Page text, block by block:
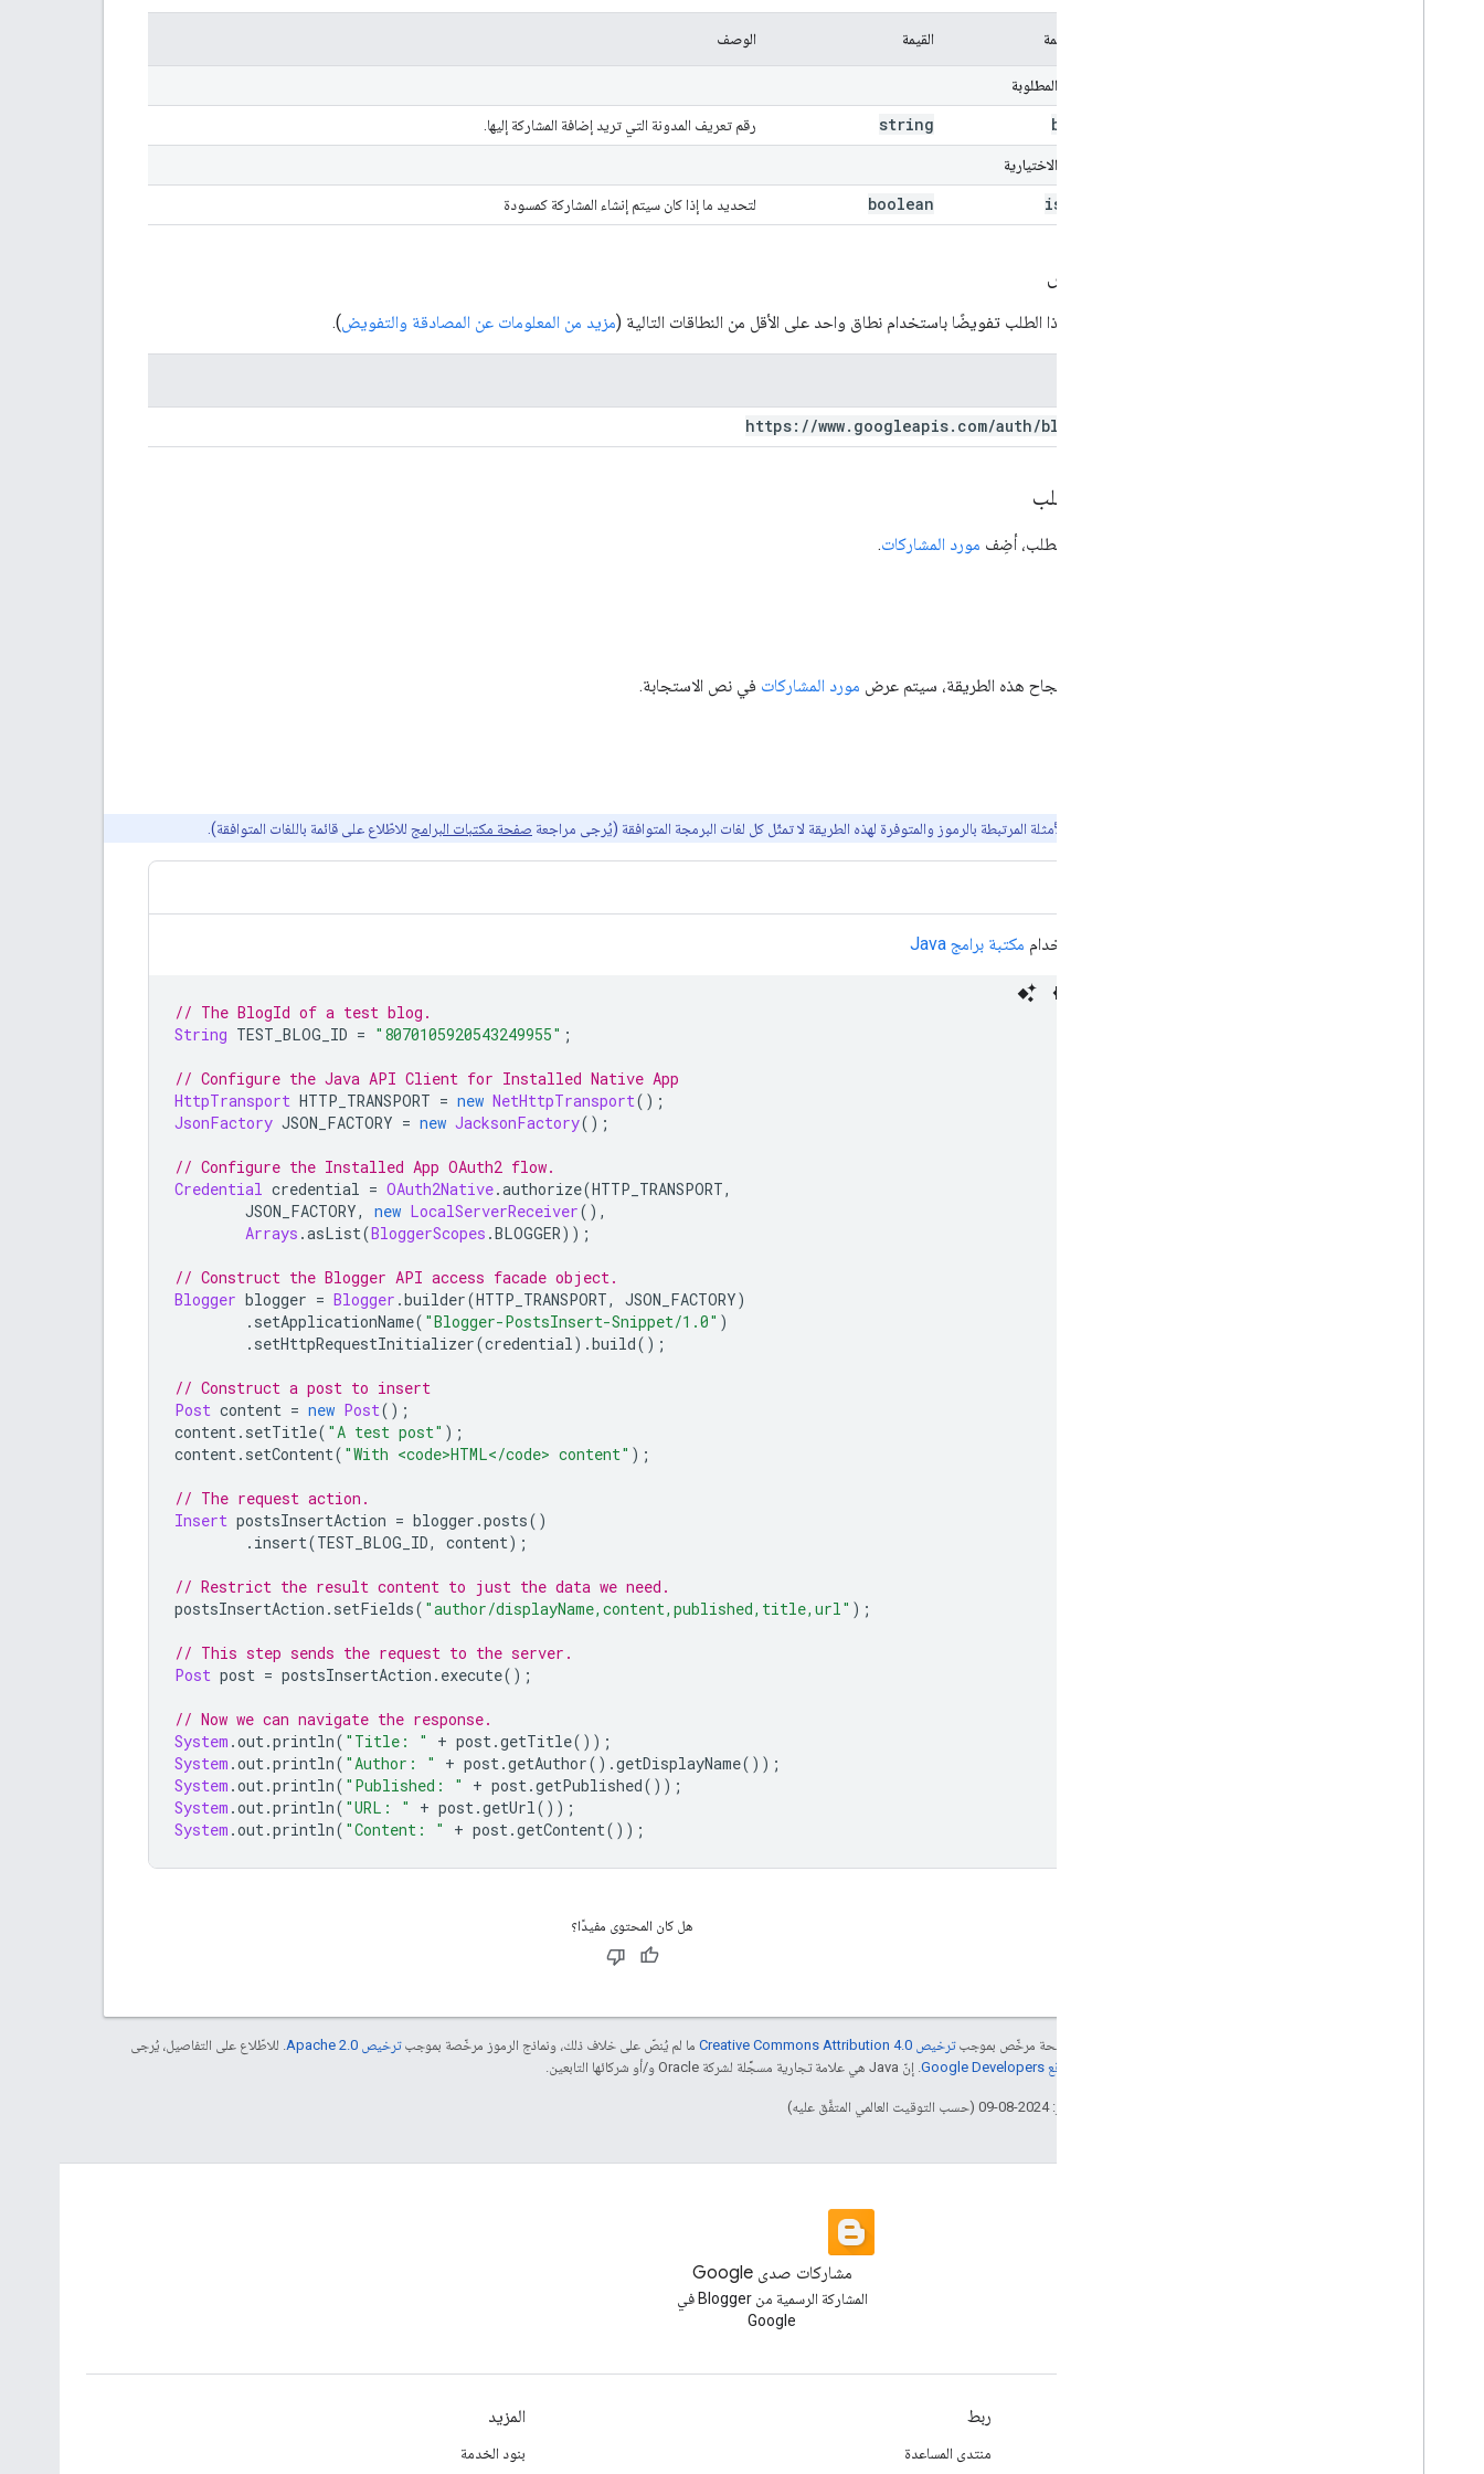
اسم المعلَمة القيمة الوصف
المَعلمات المطلوبة
blog
string رقم تعريف المدونة التي تريد إضافة المشاركة إليها.
المَعلمات الاختيارية
is
boolean لتحديد ما إذا كان سيتم إنشاء المشاركة كمسودة
التفويض
يتطلب هذا الطلب تفويضًا باستخدام نطاق واحد على الأقل من النطاقات التالية (مزيد من المعلومات عن المصادقة والتفويض).
https: //www. googleapis. com/auth/blogger
نص الطلب
في نص الطلب، أضِف مورد المشاركات.
في حال نجاح هذه الطريقة، سيتم عرض مورد المشاركات في نص الاستجابة.
إنّ الأمثلة المرتبطة بالرموز والمتوفرة لهذه الطريقة لا تمثّل كل لغات البرمجة المتوافقة (يُرجى مراجعة صفحة مكتبات البرامج للاطّلاع على قائمة باللغات المتوافقة).
لاستخدام مكتبة برامج Java
// The BlogId of a test blog .
String TEST_BLOG_ID = "8070105920543249955" ;
// Configure the Java API Client for Installed Native App
HttpTransport HTTP_TRANSPORT = new NetHttpTransport();
JsonFactory JSON_FACTORY = new JacksonFactory();
// Configure the Installed App OAuth2 flow.
Credential credential = OAuth2Native.authorize(HTTP_TRANSPORT,
JSON_FACTORY, new LocalServerReceiver(),
Arrays .asList(BloggerScopes .BLOGGER));
// Construct the Blogger API access facade object.
Blogger blogger = Blogger .builder(HTTP_TRANSPORT, JSON_FACTORY)
. setApplicationName( "Blogger-PostsInsert-Snippet/1.0" )
. setHttpRequestInitializer(credential).build();
// Construct a post to insert
Post content = new Post();
content. setTitle( "A test post" );
content. setContent( "With <code>HTML</code> content" );
// The request action.
Insert postsInsertAction = blogger .posts()
. insert(TEST_BLOG_ID, content);
// Restrict the result content to just the data we need.
postsInsertAction . setFields( "author/displayName,content,published,title,url" );
// This step sends the request to the server.
Post post = postsInsertAction . execute();
// Now we can navigate the response.
System .out.println( "Title: " + post.getTitle());
System .out.println( "Author: " + post.getAuthor().getDisplayName());
System .out.println( "Published: " + post.getPublished());
System .out.println( "URL: " + post.getUrl());
System .out.println( "Content: " + post.getContent());
هل كان المحتوى مفيدًا؟
إنّ محتوى هذه الصفحة مرخّص بموجبترخيص Creative Commons Attribution 4.0‏ ما لم يُنصّ على خلاف ذلك، ونماذج الرموز مرخّصة بموجبترخيص Apache 2.0‏
. للاطّلاع على التفاصيل، يُرجى
سياسات موقع Google Developers‏ . إنّ Java هي علامة تجارية مسجَّلة لشركة Oracle و/أو شركائها التابعين.
تاريخ التعديل الأخير: 2024-08-09 (حسب التوقيت العالمي المتفَّق عليه)
مشاركات صدى Google
المشاركة الرسمية من Blogger في
Google
ربط
منتدى المساعدة
المزيد
بنود الخدمة